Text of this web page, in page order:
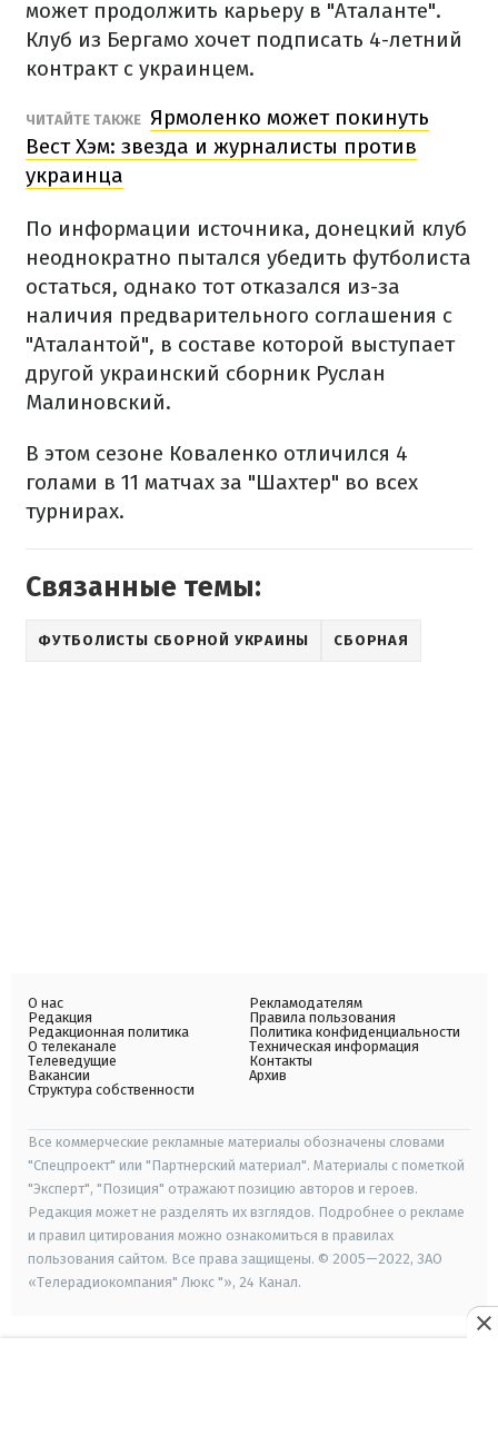
может продолжить карьеру в "Аталанте".
Клуб из Бергамо хочет подписать 4-летний
контракт с украинцем.
ЧИТАЙТЕ ТАКЖЕ Ярмоленко может покинуть
Вест Хэм: звезда и журналисты против
украинца
По информации источника, донецкий клуб
неоднократно пытался убедить футболиста
остаться, однако тот отказался из-за
наличия предварительного соглашения с
"Аталантой", в составе которой выступает
другой украинский сборник Руслан
Малиновский.
В этом сезоне Коваленко отличился 4
голами в 11 матчах за "Шахтер" во всех
турнирах.
Связанные темы:
ФУТБОЛИСТЫ СБОРНОЙ УКРАИНЫ СБОРНАЯ
О нас
Редакция
Редакционная политика
О телеканале
Телеведущие
Вакансии
Структура собственности
Рекламодателям
Правила пользования
Политика конфиденциальности
Техническая информация
Контакты
Архив
Все коммерческие рекламные материалы обозначены словами
"Спецпроект" или "Партнерский материал". Материалы с пометкой
"Эксперт", "Позиция" отражают позицию авторов и героев.
Редакция может не разделять их взглядов. Подробнее о рекламе
и правил цитирования можно ознакомиться в правилах
пользования сайтом. Все права защищены. © 2005—2022, ЗАО
«Телерадиокомпания" Люкс "», 24 Канал.